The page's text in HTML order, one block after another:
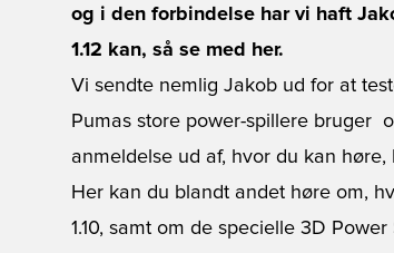
og i den forbindelse har vi haft
1.12 kan, så se med her.
Vi sendte nemlig Jakob ud for at
Pumas store power-spillere bruger
anmeldelse ud af, hvor du kan
Her kan du blandt andet høre om,
1.10, samt om de specielle 3D